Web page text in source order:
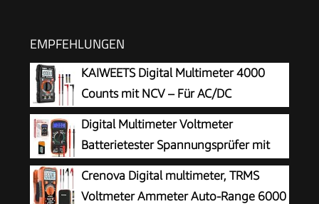
EMPFEHLUNGEN
KAIWEETS Digital Multimeter 4000
Counts mit NCV – Für AC/DC
Spannung, Strom, Widerstand, Dioden
& Kapazität – Mit LCD Beleuchtung – Ideal für
Elektriker, Kfz & Hausgebrauch Schwarz -
KM100s
Digital Multimeter Voltmeter
Batterietester Spannungsprüfer mit
LCD-Anzeige
Crenova Digital multimeter, TRMS
Voltmeter Ammeter Auto-Range 6000